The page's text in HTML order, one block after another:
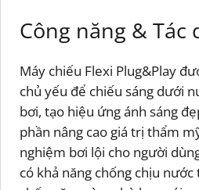
Công năng & Tác
Máy chiếu Flexi Plug&Play
chủ yếu để chiếu sáng dưới
bơi, tạo hiệu ứng ánh sáng
phần nâng cao giá trị thẩm
nghiệm bơi lội cho người
có khả năng chống chịu nước